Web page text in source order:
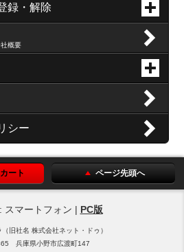
録・解除
概要
シー
カート ページ先頭へ
スマートフォン | PC版
旧社名 株式会社ネット・ドゥ）
兵庫県小野市広渡町147